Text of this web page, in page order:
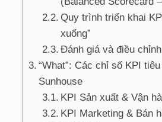
Quy trình triển khai
xuống”
Đánh giá và điều
“What”: Các chỉ số KPI
Sunhouse
KPI Sản xuất & Vận
KPI Marketing & Bán